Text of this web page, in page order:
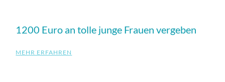
1200 Euro an tolle junge Frauen vergeben
MEHR ERFAHREN